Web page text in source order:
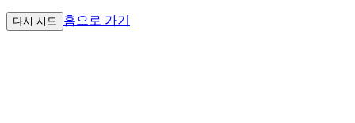
다시 시도 홈으로 가기